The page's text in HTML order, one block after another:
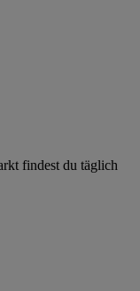
findest du täglich